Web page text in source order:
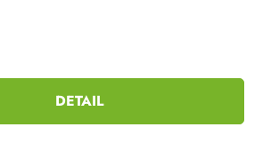
DETAIL